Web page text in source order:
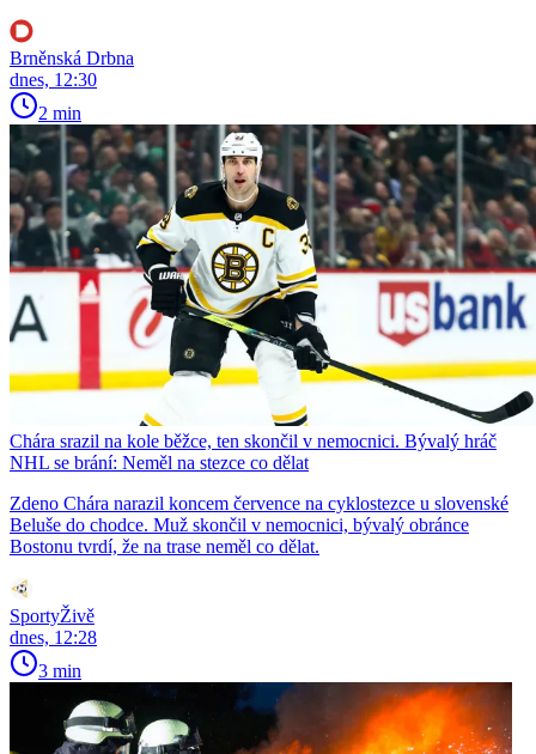
Brněnská Drbna
dnes, 12:30
2 min
Chára srazil na kole běžce, ten skončil v nemocnici. Bývalý hráč
NHL se brání: Neměl na stezce co dělat
Zdeno Chára narazil koncem července na cyklostezce u slovenské
Beluše do chodce. Muž skončil v nemocnici, bývalý obránce
Bostonu tvrdí, že na trase neměl co dělat.
SportyŽivě
dnes, 12:28
3 min